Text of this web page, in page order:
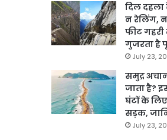
दिल
न रेलिंग, न
फीट
गुजरता है
July 23,
समुद्र
जाता है?
घंटों के
सड़क,
July 23,